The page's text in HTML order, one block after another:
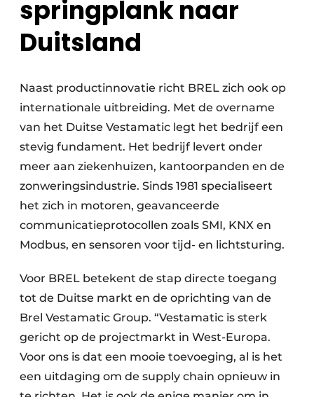
springplank naar
Duitsland
Naast productinnovatie richt BREL zich ook op
internationale uitbreiding. Met de overname
van het Duitse Vestamatic legt het bedrijf een
stevig fundament. Het bedrijf levert onder
meer aan ziekenhuizen, kantoorpanden en de
zonweringsindustrie. Sinds 1981 specialiseert
het zich in motoren, geavanceerde
communicatieprotocollen zoals SMI, KNX en
Modbus, en sensoren voor tijd- en lichtsturing.
Voor BREL betekent de stap directe toegang
tot de Duitse markt en de oprichting van de
Brel Vestamatic Group. “Vestamatic is sterk
gericht op de projectmarkt in West-Europa.
Voor ons is dat een mooie toevoeging, al is het
een uitdaging om de supply chain opnieuw in